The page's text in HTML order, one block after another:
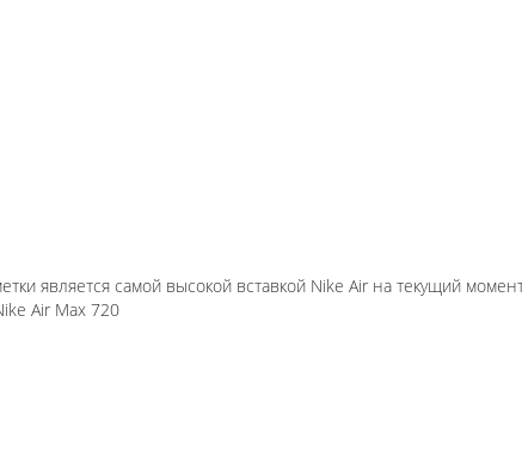
является самой высокой вставкой Nike Air на текущий
Air Max 720